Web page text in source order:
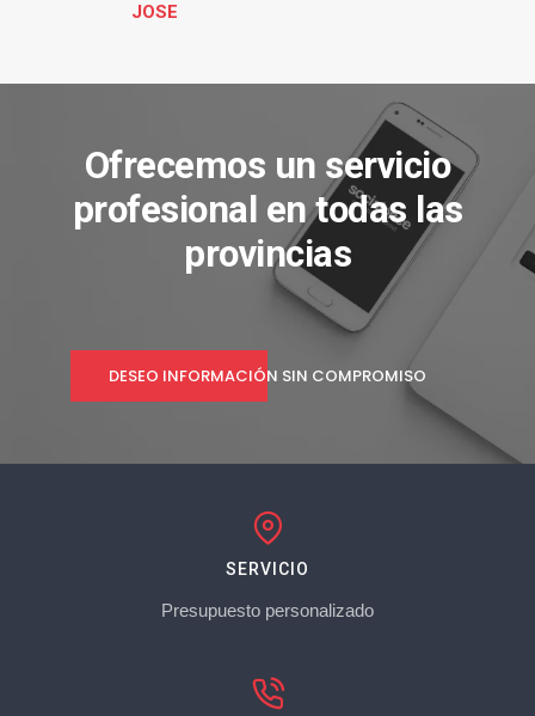
JOSE
Ofrecemos un servicio
profesional en todas las
provincias
DESEO INFORMACIÓN SIN COMPROMISO
SERVICIO
Presupuesto personalizado